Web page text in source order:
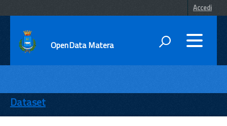
Accedi
OpenData Matera
ENTI
TEMI
Dataset